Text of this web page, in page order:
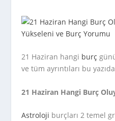
21 Haziran hangi burç
ve tüm ayrıntıları bu
21 Haziran Hangi Burç
Astroloji burçları 2 temel